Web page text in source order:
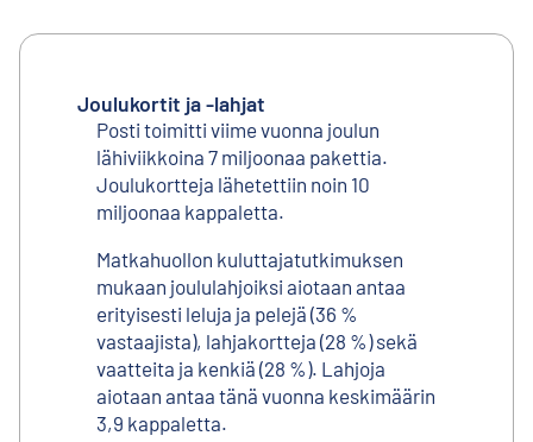
Joulukortit ja -lahjat
Posti toimitti viime vuonna joulun
lähiviikkoina 7 miljoonaa pakettia.
Joulukortteja lähetettiin noin 10
miljoonaa kappaletta.
Matkahuollon kuluttajatutkimuksen
mukaan joululahjoiksi aiotaan antaa
erityisesti leluja ja pelejä (36 %
vastaajista), lahjakortteja (28 %) sekä
vaatteita ja kenkiä (28 %). Lahjoja
aiotaan antaa tänä vuonna keskimäärin
3,9 kappaletta.